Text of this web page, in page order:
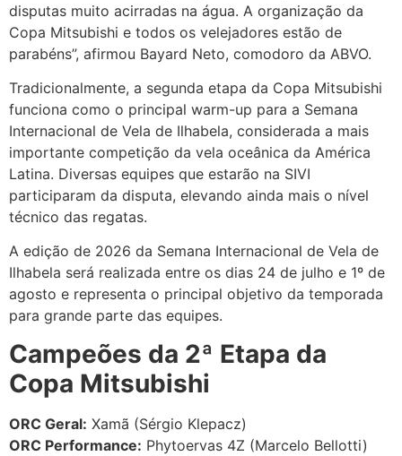
disputas muito acirradas na água. A organização da
Copa Mitsubishi e todos os velejadores estão de
parabéns”, afirmou Bayard Neto, comodoro da ABVO.
Tradicionalmente, a segunda etapa da Copa Mitsubishi
funciona como o principal warm-up para a Semana
Internacional de Vela de Ilhabela, considerada a mais
importante competição da vela oceânica da América
Latina. Diversas equipes que estarão na SIVI
participaram da disputa, elevando ainda mais o nível
técnico das regatas.
A edição de 2026 da Semana Internacional de Vela de
Ilhabela será realizada entre os dias 24 de julho e 1º de
agosto e representa o principal objetivo da temporada
para grande parte das equipes.
Campeões da 2ª Etapa da
Copa Mitsubishi
ORC Geral: Xamã (Sérgio Klepacz)
ORC Performance: Phytoervas 4Z (Marcelo Bellotti)